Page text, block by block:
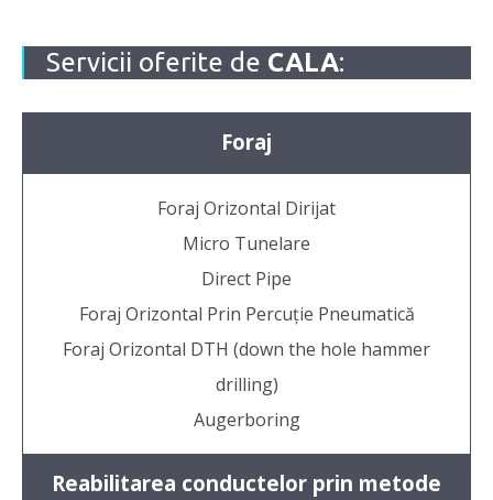
Servicii oferite de CALA:
Foraj
Foraj Orizontal Dirijat
Micro Tunelare
Direct Pipe
Foraj Orizontal Prin Percuție Pneumatică
Foraj Orizontal DTH (down the hole hammer
drilling)
Augerboring
Reabilitarea conductelor prin metode